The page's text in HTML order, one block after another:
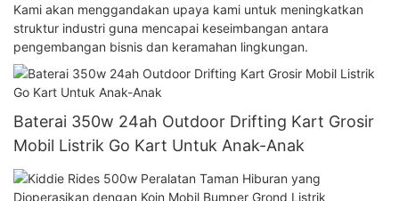
Kami akan menggandakan upaya kami untuk meningkatkan
struktur industri guna mencapai keseimbangan antara
pengembangan bisnis dan keramahan lingkungan.
Baterai 350w 24ah Outdoor Drifting Kart Grosir
Mobil Listrik Go Kart Untuk Anak-Anak